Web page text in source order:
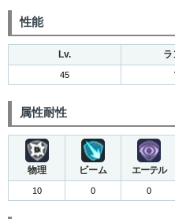
性能
Lv. ラ
45
属性耐性
物理 ビーム エーテル
10 0 0